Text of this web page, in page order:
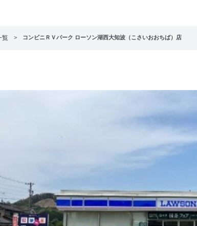
覧 > コンビニＲＶパーク ローソン湖西大知波（こさいおおちば）店